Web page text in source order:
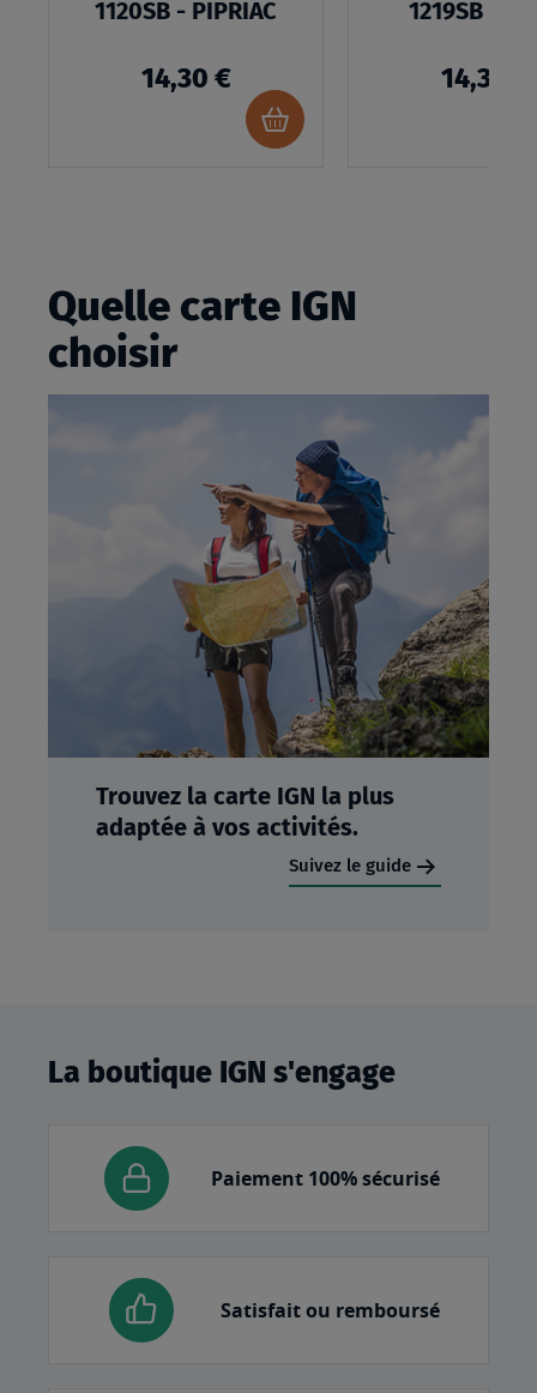
1120SB - PIPRIAC
14,30 €
Ajouter
au
1219SB -
14,30 €
Quelle carte IGN
choisir
Trouvez la carte IGN la plus
adaptée à vos activités.
Suivez le guide
La boutique IGN s'engage
Paiement 100% sécurisé
Satisfait ou remboursé